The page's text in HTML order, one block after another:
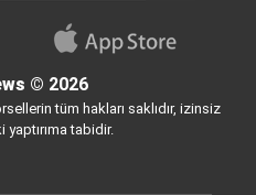
© 2026
tüm hakları saklıdır, izinsiz
yaptırıma tabidir.